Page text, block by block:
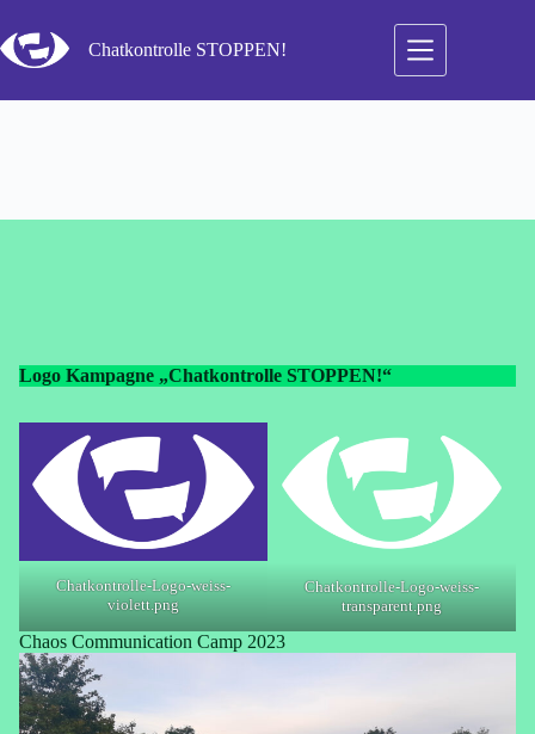
Inhalt
springen
Chatkontrolle STOPPEN!
Logo Kampagne „Chatkontrolle STOPPEN!“
Chatkontrolle-Logo-weiss-
violett.png
Chatkontrolle-Logo-weiss-
transparent.png
Chaos Communication Camp 2023